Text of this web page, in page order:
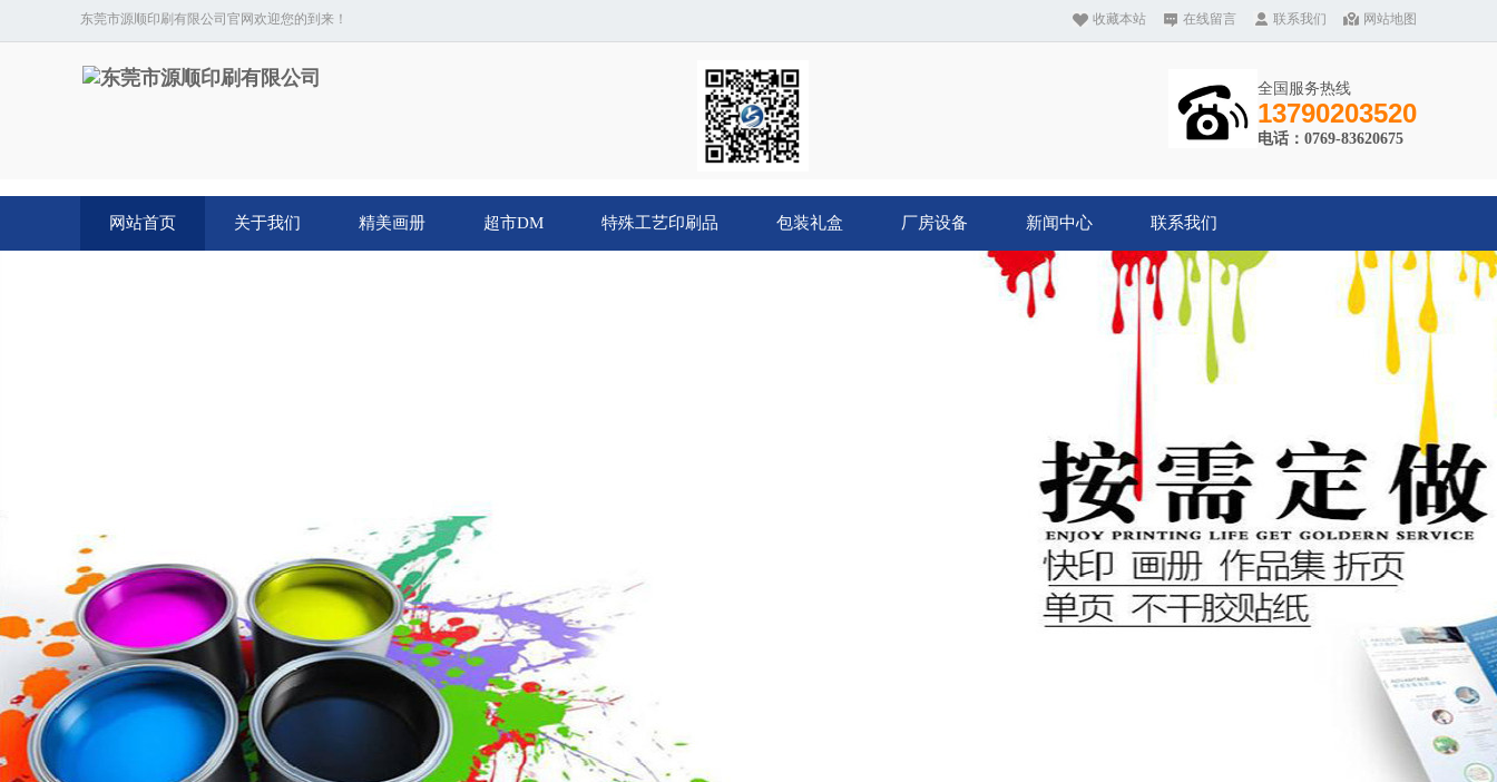
东莞市源顺印刷有限公司官网欢迎您的到来！ 收藏本站 在线留言 联系我们 网站地图
全国服务热线
13790203520
电话：0769-83620675
网站首页 关于我们 精美画册 超市DM 特殊工艺印刷品 包装礼盒 厂房设备 新闻中心 联系我们